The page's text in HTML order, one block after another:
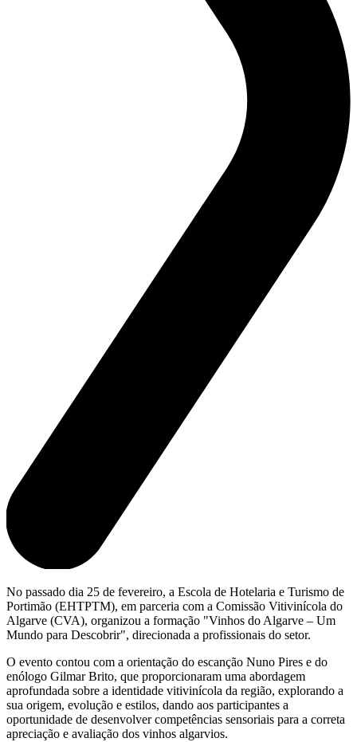
No passado dia 25 de fevereiro, a Escola de Hotelaria e Turismo de
Portimão (EHTPTM), em parceria com a Comissão Vitivinícola do
Algarve (CVA), organizou a formação "Vinhos do Algarve – Um
Mundo para Descobrir", direcionada a profissionais do setor.
O evento contou com a orientação do escanção Nuno Pires e do
enólogo Gilmar Brito, que proporcionaram uma abordagem
aprofundada sobre a identidade vitivinícola da região, explorando a
sua origem, evolução e estilos, dando aos participantes a
oportunidade de desenvolver competências sensoriais para a correta
apreciação e avaliação dos vinhos algarvios.